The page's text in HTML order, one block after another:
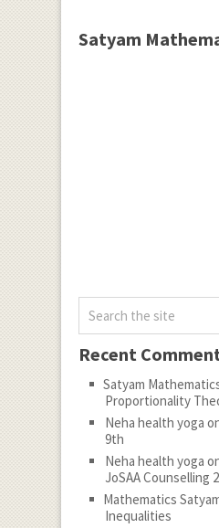
Satyam
Recent
Satyam
Proportionality
Neha health yoga
9th
Neha health yoga
JoSAA Counselling
Mathematics
Inequalities